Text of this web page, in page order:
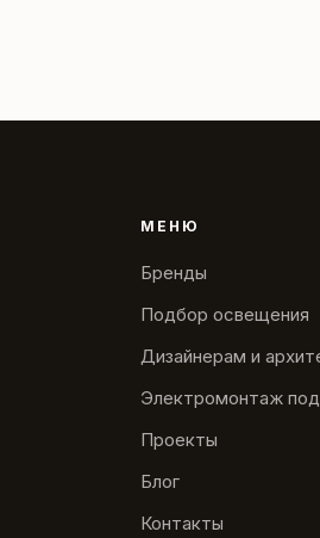
МЕНЮ
Бренды
Подбор освещения
Дизайнерам и
Электромонтаж
Проекты
Блог
Контакты